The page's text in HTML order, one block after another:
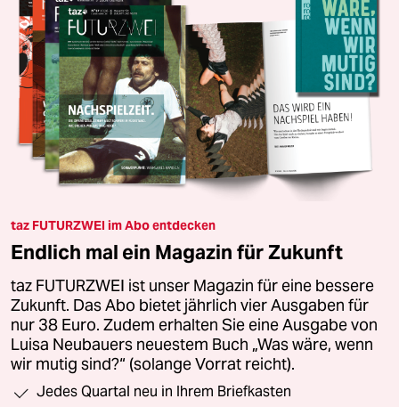
taz FUTURZWEI im Abo entdecken
Endlich mal ein Magazin für Zukunft
taz FUTURZWEI ist unser Magazin für eine bessere
Zukunft. Das Abo bietet jährlich vier Ausgaben für
nur 38 Euro. Zudem erhalten Sie eine Ausgabe von
Luisa Neubauers neuestem Buch „Was wäre, wenn
wir mutig sind?“ (solange Vorrat reicht).
Jedes Quartal neu in Ihrem Briefkasten